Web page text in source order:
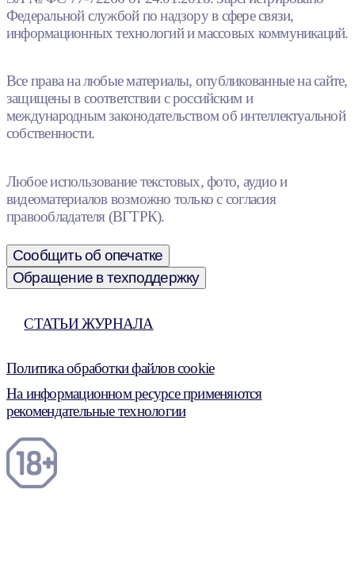
Федеральной службой по надзору в сфере связи,
информационных технологий и массовых коммуникаций.
Все права на любые материалы, опубликованные на сайте,
защищены в соответствии с российским и
международным законодательством об интеллектуальной
собственности.
Любое использование текстовых, фото, аудио и
видеоматериалов возможно только с согласия
правообладателя (ВГТРК).
Сообщить об опечатке
Обращение в техподдержку
СТАТЬИ ЖУРНАЛА
Политика обработки файлов cookie
На информационном ресурсе применяются
рекомендательные технологии